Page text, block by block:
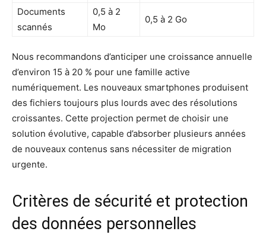
Documents
scannés
0,5 à 2
Mo
0,5 à 2 Go
Nous recommandons d’anticiper une croissance annuelle
d’environ 15 à 20 % pour une famille active
numériquement. Les nouveaux smartphones produisent
des fichiers toujours plus lourds avec des résolutions
croissantes. Cette projection permet de choisir une
solution évolutive, capable d’absorber plusieurs années
de nouveaux contenus sans nécessiter de migration
urgente.
Critères de sécurité et protection
des données personnelles